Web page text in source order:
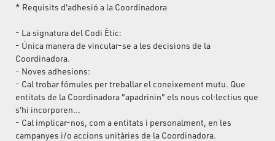
* Requisits d'adhesió a la Coordinadora
- La signatura del Codi Ètic:
- Única manera de vincular-se a les decisions de la
Coordinadora.
- Noves adhesions:
- Cal trobar fómules per treballar el coneixement mutu. Que
entitats de la Coordinadora "apadrinin" els nous col·lectius que
s'hi incorporen...
- Cal implicar-nos, com a entitats i personalment, en les
campanyes i/o accions unitàries de la Coordinadora.